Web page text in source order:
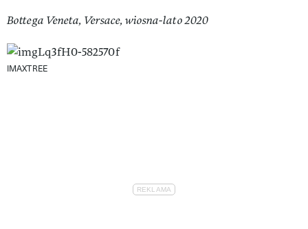
Bottega Veneta, Versace, wiosna-lato 2020
IMAXTREE